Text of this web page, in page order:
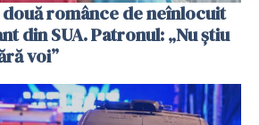
românce de neînlocuit
din SUA. Patronul: „Nu știu
voi”